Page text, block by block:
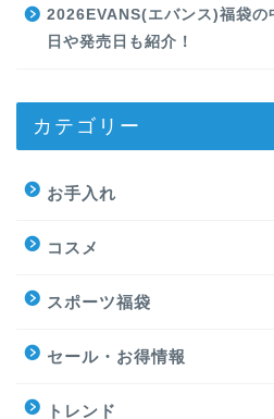
2026EVANS(エバンス)福袋の
日や発売日も紹介！
カテゴリー
お手入れ
コスメ
スポーツ福袋
セール・お得情報
トレンド